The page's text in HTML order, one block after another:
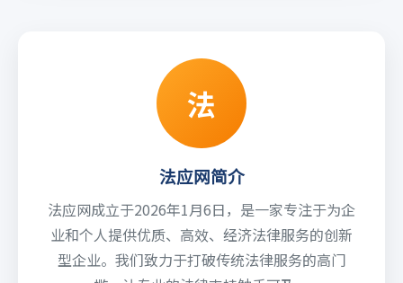
法
法应网简介
法应网成立于2026年1月6日，是一家专注于为企
业和个人提供优质、高效、经济法律服务的创新
型企业。我们致力于打破传统法律服务的高门